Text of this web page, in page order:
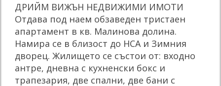
ДРИЙМ ВИЖЪН НЕДВИЖИМИ ИМОТИ
Отдава под наем обзаведен тристаен
апартамент в кв. Малинова долина.
Намира се в близост до НСА и Зимния
дворец. Жилището се състои от: входно
антре, дневна с кухненски бокс и
трапезария, две спални, две бани с